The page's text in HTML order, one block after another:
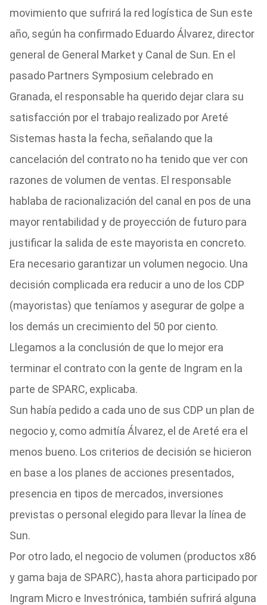
movimiento que sufrirá la red logística de Sun este
año, según ha confirmado Eduardo Álvarez, director
general de General Market y Canal de Sun. En el
pasado Partners Symposium celebrado en
Granada, el responsable ha querido dejar clara su
satisfacción por el trabajo realizado por Areté
Sistemas hasta la fecha, señalando que la
cancelación del contrato no ha tenido que ver con
razones de volumen de ventas. El responsable
hablaba de racionalización del canal en pos de una
mayor rentabilidad y de proyección de futuro para
justificar la salida de este mayorista en concreto.
Era necesario garantizar un volumen negocio. Una
decisión complicada era reducir a uno de los CDP
(mayoristas) que teníamos y asegurar de golpe a
los demás un crecimiento del 50 por ciento.
Llegamos a la conclusión de que lo mejor era
terminar el contrato con la gente de Ingram en la
parte de SPARC, explicaba.
Sun había pedido a cada uno de sus CDP un plan de
negocio y, como admitía Álvarez, el de Areté era el
menos bueno. Los criterios de decisión se hicieron
en base a los planes de acciones presentados,
presencia en tipos de mercados, inversiones
previstas o personal elegido para llevar la línea de
Sun.
Por otro lado, el negocio de volumen (productos x86
y gama baja de SPARC), hasta ahora participado por
Ingram Micro e Investrónica, también sufrirá alguna